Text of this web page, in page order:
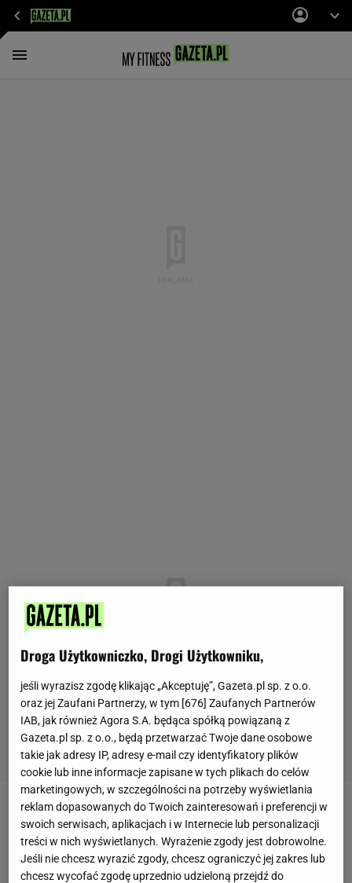
PĄCZEK
Ile kalorii ma pączek? Lepiej jeść pączki z
lukrem czy z cukrem pudrem?
Droga Użytkowniczko, Drogi Użytkowniku,
jeśli wyrazisz zgodę klikając „Akceptuję”, Gazeta.pl sp. z o.o.
oraz jej Zaufani Partnerzy, w tym [676] Zaufanych Partnerów
IAB, jak również Agora S.A. będąca spółką powiązaną z
Gazeta.pl sp. z o.o., będą przetwarzać Twoje dane osobowe
takie jak adresy IP, adresy e-mail czy identyfikatory plików
cookie lub inne informacje zapisane w tych plikach do celów
marketingowych, w szczególności na potrzeby wyświetlania
reklam dopasowanych do Twoich zainteresowań i preferencji w
swoich serwisach, aplikacjach i w Internecie lub personalizacji
treści w nich wyświetlanych. Wyrażenie zgody jest dobrowolne.
Jeśli nie chcesz wyrazić zgody, chcesz ograniczyć jej zakres lub
chcesz wycofać zgodę uprzednio udzieloną przejdź do